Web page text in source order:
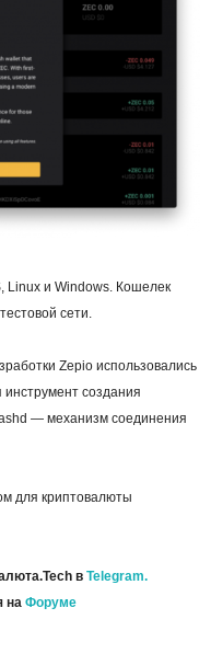
Linux и Windows. Кошелек
сети.
Zepio использовались
создания
— механизм соединения
для криптовалюты
в Telegram.
на Форуме